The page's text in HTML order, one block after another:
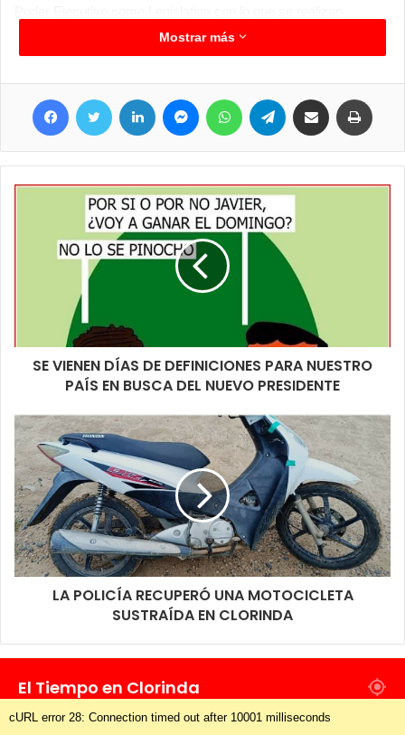
modificaciones de partidas que permitan garantizar que se
pueda cumplir con los compromisos existentes de aquí y hasta
el 31 de diciembre del corriente, todo esto también fue aprobado
por los ediles que participaron de esta sesión extraordinaria del
Poder Legislativo clorindense en la mañana del miércoles.
Mostrar más
Facebook Twitter LinkedIn MessengerWhatsApp Telegram Compartir por correo electrónico
SE VIENEN DÍAS DE DEFINICIONES PARA NUESTRO
PAÍS EN BUSCA DEL NUEVO PRESIDENTE
LA POLICÍA RECUPERÓ UNA MOTOCICLETA
SUSTRAÍDA EN CLORINDA
El Tiempo en Clorinda
cURL error 28: Connection timed out after 10001 milliseconds